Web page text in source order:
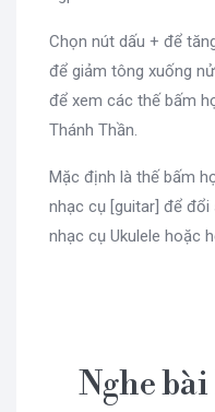
Chọn nút dấu + để
để giảm tông xuống
để xem các thế bấm
Thánh Thần.
Mặc định là thế bấm
nhạc cụ [guitar] để
nhạc cụ Ukulele hoặc
Nghe